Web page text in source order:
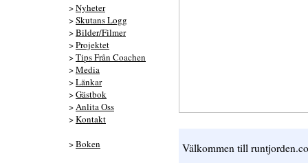
>Nyheter
>Skutans Logg
>Bilder/Filmer
>Projektet
>Tips Från Coachen
>Media
>Länkar
>Gästbok
>Anlita Oss
>Kontakt
>Boken
Välkommen till